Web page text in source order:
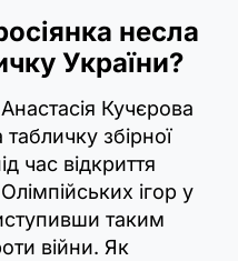
несла
України?
Кучєрова
збірної
час відкриття
ігор у
таким
війни. Як